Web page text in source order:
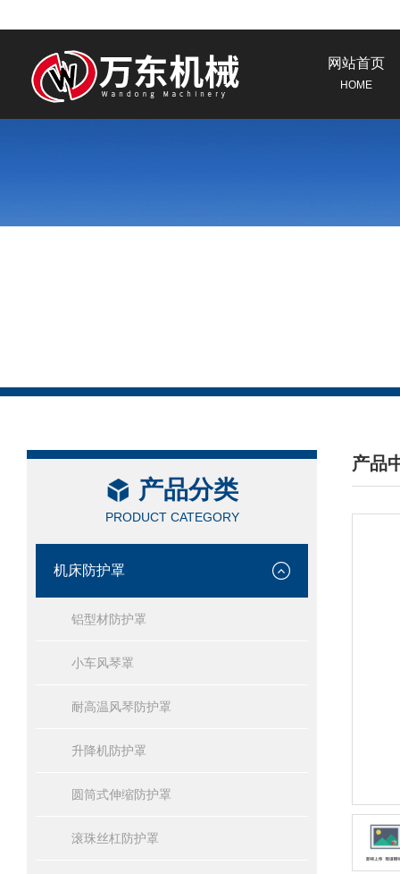
网站首页
HOME
产品分类
PRODUCT CATEGORY
机床防护罩
铝型材防护罩
小车风琴罩
耐高温风琴防护罩
升降机防护罩
圆筒式伸缩防护罩
滚珠丝杠防护罩
产品
/